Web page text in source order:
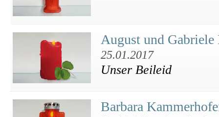
August und
25.01.2017
Unser Beileid
Barbara